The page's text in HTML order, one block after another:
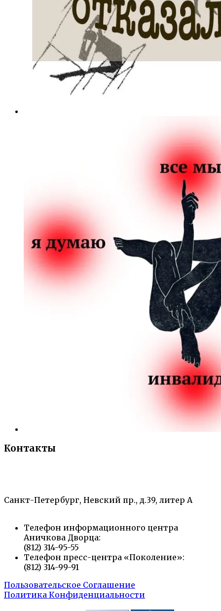
Контакты
Санкт-Петербург, Невский пр., д.39, литер А
Телефон информационного центра
Аничкова Дворца:
(812) 314-95-55
Телефон пресс-центра «Поколение»:
(812) 314-99-91
Пользовательское Соглашение
Политика Конфиденциальности